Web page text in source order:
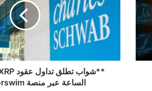
عقود
XRP
الآجلة
على
الساعة
الساعة عبر منصة Thinkorswim**